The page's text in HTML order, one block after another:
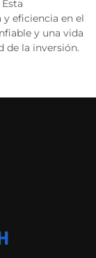
eficiencia en el
y una vida
de la inversión.